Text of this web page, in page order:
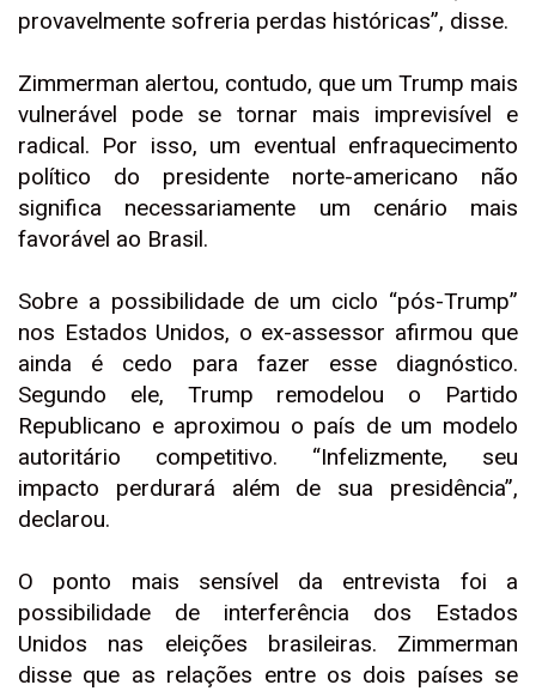
provavelmente sofreria perdas históricas”, disse.
Zimmerman alertou, contudo, que um Trump mais
vulnerável pode se tornar mais imprevisível e
radical. Por isso, um eventual enfraquecimento
político do presidente norte-americano não
significa necessariamente um cenário mais
favorável ao Brasil.
Sobre a possibilidade de um ciclo “pós-Trump”
nos Estados Unidos, o ex-assessor afirmou que
ainda é cedo para fazer esse diagnóstico.
Segundo ele, Trump remodelou o Partido
Republicano e aproximou o país de um modelo
autoritário competitivo. “Infelizmente, seu
impacto perdurará além de sua presidência”,
declarou.
O ponto mais sensível da entrevista foi a
possibilidade de interferência dos Estados
Unidos nas eleições brasileiras. Zimmerman
disse que as relações entre os dois países se